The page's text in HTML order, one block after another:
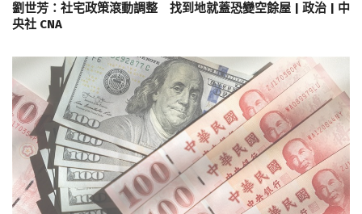
劉世芳：社宅政策滾動調整 找到地就蓋恐變空餘屋 | 政治 | 中
央社 CNA